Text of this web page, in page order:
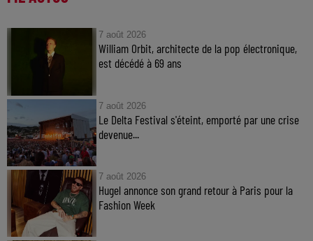
7 août 2026
William Orbit, architecte de la pop électronique,
est décédé à 69 ans
7 août 2026
Le Delta Festival s'éteint, emporté par une crise
devenue...
7 août 2026
Hugel annonce son grand retour à Paris pour la
Fashion Week